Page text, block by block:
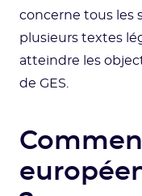
concerne tous les
plusieurs textes
atteindre les
de GES.